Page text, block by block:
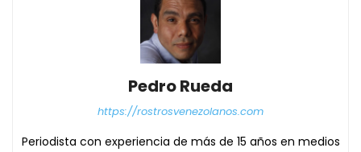
Pedro Rueda
https://rostrosvenezolanos.com
Periodista con experiencia de más de 15 años en medios